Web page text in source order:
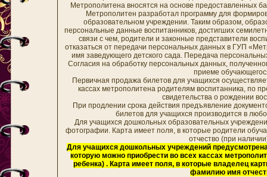
Метрополитена вносятся на основе предоставленных
Метрополитен разработал программу для
образовательном учреждении. Таким образом,
персональные данные воспитанников, достигших
связи с чем, родители и законные представители
отказаться от передачи персональных данных в ГУП
имя заведующего детского сада. Передача
Согласия на обработку персональных данных,
приеме
Первичная продажа билетов для учащихся
кассах метрополитена родителям воспитанника, по
свидетельства о рождении
При продлении срока действия предъявление
билетов для учащихся производится в
Для учащихся дошкольных образовательных
фотографии. Карта имеет поля, в которые родители
отчество (при
Для учащихся дошкольных учреждений
которую можно приобрести во всех кассах
ребенка) . Карта имеет поля, в которые владелец
фамилию имя